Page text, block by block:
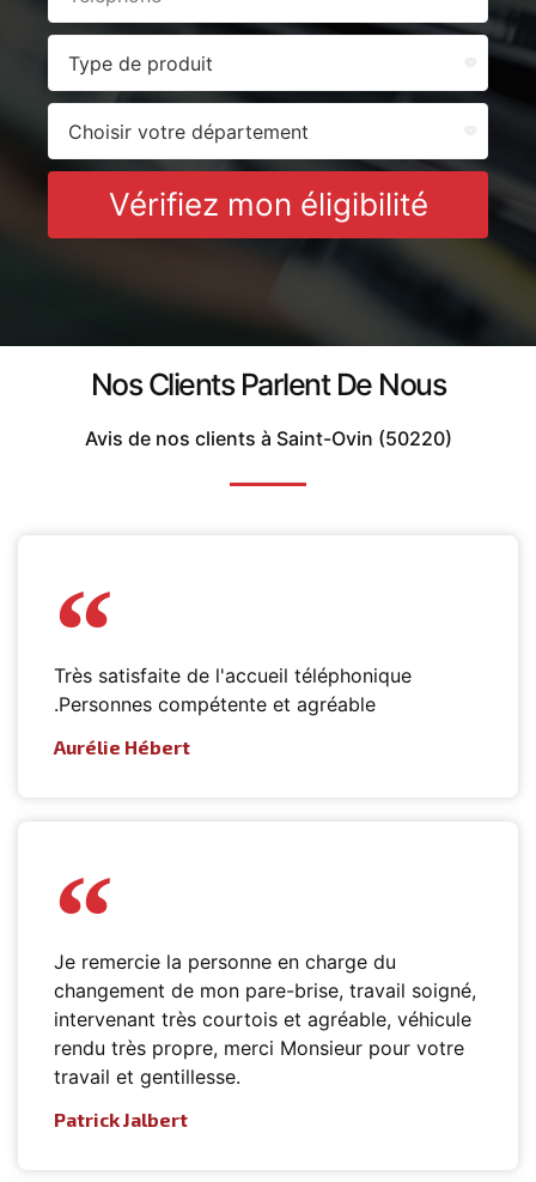
Vérifiez mon éligibilité
Nos Clients Parlent De Nous
Avis de nos clients à Saint-Ovin (50220)
Très satisfaite de l'accueil téléphonique
.Personnes compétente et agréable
Aurélie Hébert
Je remercie la personne en charge du
changement de mon pare-brise, travail soigné,
intervenant très courtois et agréable, véhicule
rendu très propre, merci Monsieur pour votre
travail et gentillesse.
Patrick Jalbert